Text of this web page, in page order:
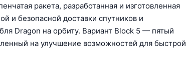
ракета, разработанная и изготовленная
и безопасной доставки спутников и
Dragon на орбиту. Вариант Block 5 — пятый
на улучшение возможностей для быстрой